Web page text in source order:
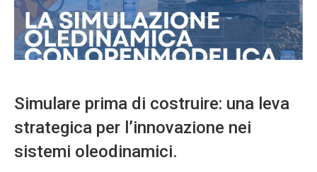
Simulare prima di costruire: una leva
strategica per l’innovazione nei
sistemi oleodinamici.